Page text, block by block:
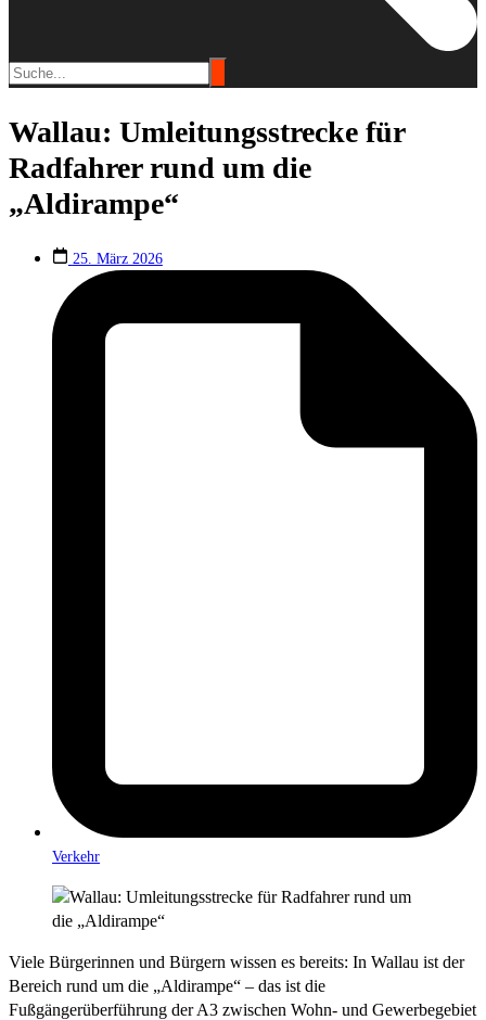
Wallau: Umleitungsstrecke für
Radfahrer rund um die
„Aldirampe“
25. März 2026
Verkehr
Viele Bürgerinnen und Bürgern wissen es bereits: In Wallau ist der
Bereich rund um die „Aldirampe“ – das ist die
Fußgängerüberführung der A3 zwischen Wohn- und Gewerbegebiet